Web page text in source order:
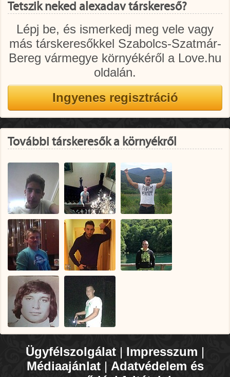
Tetszik neked alexadav társkereső?
Lépj be, és ismerkedj meg vele vagy
más társkeresőkkel Szabolcs-Szatmár-
Bereg vármegye környékéről a Love.hu
oldalán.
További társkeresők a környékről
Ügyfélszolgálat | Impresszum |
Médiaajánlat| Adatvédelem és